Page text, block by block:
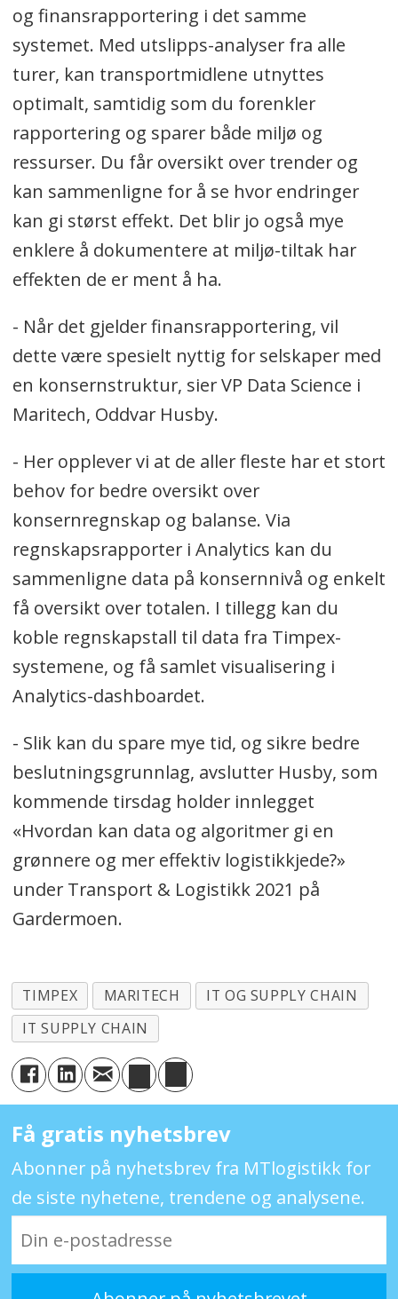
og finansrapportering i det samme
systemet. Med utslipps-analyser fra alle
turer, kan transportmidlene utnyttes
optimalt, samtidig som du forenkler
rapportering og sparer både miljø og
ressurser. Du får oversikt over trender og
kan sammenligne for å se hvor endringer
kan gi størst effekt. Det blir jo også mye
enklere å dokumentere at miljø-tiltak har
effekten de er ment å ha.
- Når det gjelder finansrapportering, vil
dette være spesielt nyttig for selskaper med
en konsernstruktur, sier VP Data Science i
Maritech, Oddvar Husby.
- Her opplever vi at de aller fleste har et stort
behov for bedre oversikt over
konsernregnskap og balanse. Via
regnskapsrapporter i Analytics kan du
sammenligne data på konsernnivå og enkelt
få oversikt over totalen. I tillegg kan du
koble regnskapstall til data fra Timpex-
systemene, og få samlet visualisering i
Analytics-dashboardet.
- Slik kan du spare mye tid, og sikre bedre
beslutningsgrunnlag, avslutter Husby, som
kommende tirsdag holder innlegget
«Hvordan kan data og algoritmer gi en
grønnere og mer effektiv logistikkjede?»
under Transport & Logistikk 2021 på
Gardermoen.
TIMPEX MARITECH
IT OG SUPPLY CHAIN
IT SUPPLY CHAIN
Få gratis nyhetsbrev
Abonner på nyhetsbrev fra MTlogistikk for
de siste nyhetene, trendene og analysene.